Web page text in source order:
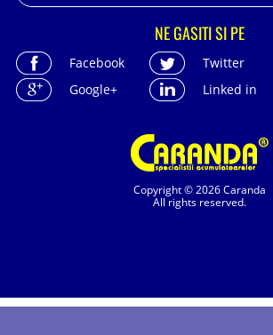
Copyright © 2026 Caranda
All rights reserved.
NE GASITI SI PE
Facebook
Twitter
Google+
Linked in